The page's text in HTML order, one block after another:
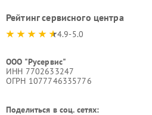
Рейтинг сервисного центра
4.9-5.0
ООО "Русервис"
ИНН 7702633247
ОГРН 1077746335776
Поделиться в соц. сетях: